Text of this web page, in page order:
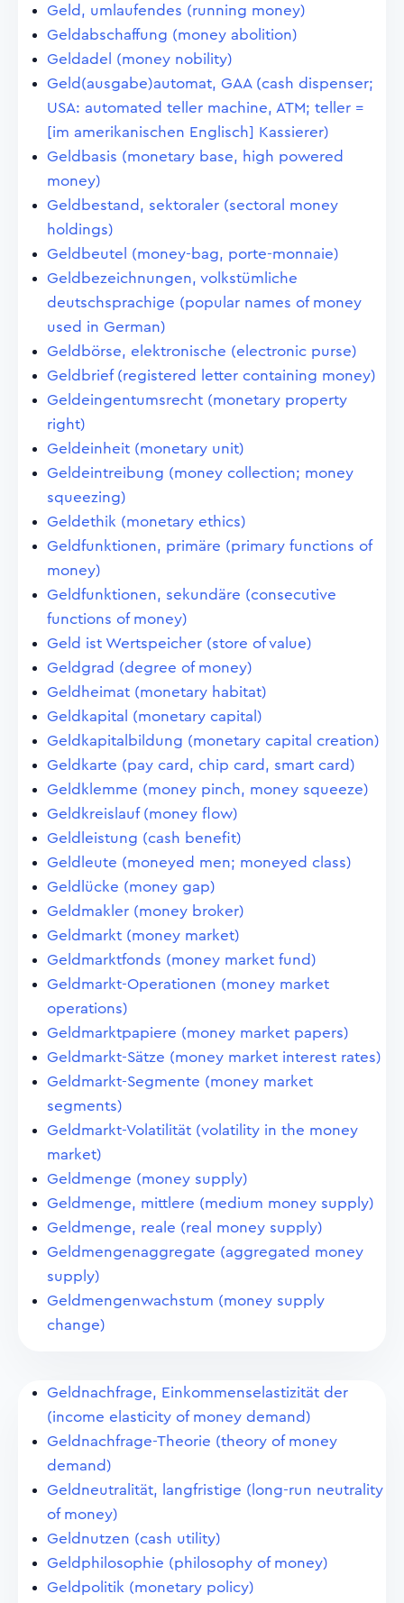
Geld, umlaufendes (running money)
Geldabschaffung (money abolition)
Geldadel (money nobility)
Geld(ausgabe)automat, GAA (cash dispenser;
USA: automated teller machine, ATM; teller =
[im amerikanischen Englisch] Kassierer)
Geldbasis (monetary base, high powered
money)
Geldbestand, sektoraler (sectoral money
holdings)
Geldbeutel (money-bag, porte-monnaie)
Geldbezeichnungen, volkstümliche
deutschsprachige (popular names of money
used in German)
Geldbörse, elektronische (electronic purse)
Geldbrief (registered letter containing money)
Geldeingentumsrecht (monetary property
right)
Geldeinheit (monetary unit)
Geldeintreibung (money collection; money
squeezing)
Geldethik (monetary ethics)
Geldfunktionen, primäre (primary functions of
money)
Geldfunktionen, sekundäre (consecutive
functions of money)
Geld ist Wertspeicher (store of value)
Geldgrad (degree of money)
Geldheimat (monetary habitat)
Geldkapital (monetary capital)
Geldkapitalbildung (monetary capital creation)
Geldkarte (pay card, chip card, smart card)
Geldklemme (money pinch, money squeeze)
Geldkreislauf (money flow)
Geldleistung (cash benefit)
Geldleute (moneyed men; moneyed class)
Geldlücke (money gap)
Geldmakler (money broker)
Geldmarkt (money market)
Geldmarktfonds (money market fund)
Geldmarkt-Operationen (money market
operations)
Geldmarktpapiere (money market papers)
Geldmarkt-Sätze (money market interest rates)
Geldmarkt-Segmente (money market
segments)
Geldmarkt-Volatilität (volatility in the money
market)
Geldmenge (money supply)
Geldmenge, mittlere (medium money supply)
Geldmenge, reale (real money supply)
Geldmengenaggregate (aggregated money
supply)
Geldmengenwachstum (money supply
change)
Geldnachfrage, Einkommenselastizität der
(income elasticity of money demand)
Geldnachfrage-Theorie (theory of money
demand)
Geldneutralität, langfristige (long-run neutrality
of money)
Geldnutzen (cash utility)
Geldphilosophie (philosophy of money)
Geldpolitik (monetary policy)